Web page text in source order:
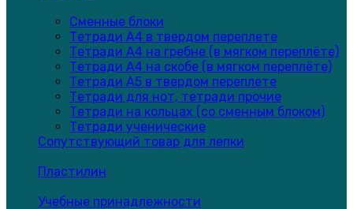
Сменные блоки
Тетради А4 в твердом переплете
Тетради А4 на гребне (в мягком переплёте)
Тетради А4 на скобе (в мягком переплёте)
Тетради А5 в твердом переплете
Тетради для нот, тетради прочие
Тетради на кольцах (со сменным блоком)
Тетради ученические
Сопутствующий товар для лепки
Пластилин
Учебные принадлежности